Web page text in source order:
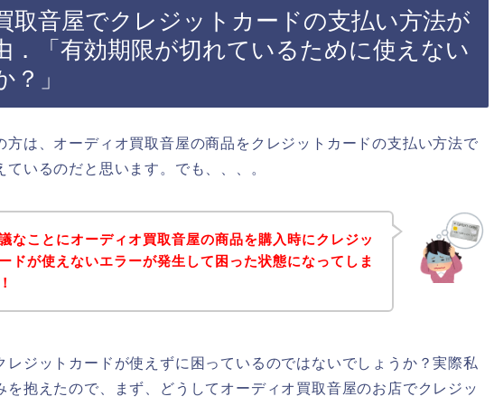
取音屋でクレジットカードの支払い方法が
．「有効期限が切れているために使えない
」
方は、オーディオ買取音屋の商品をクレジットカードの支払い方法で
いるのだと思います。でも、、、。
なことにオーディオ買取音屋の商品を購入時にクレジッ
ドが使えないエラーが発生して困った状態になってしま
レジットカードが使えずに困っているのではないでしょうか？実際私
を抱えたので、まず、どうしてオーディオ買取音屋のお店でクレジッ